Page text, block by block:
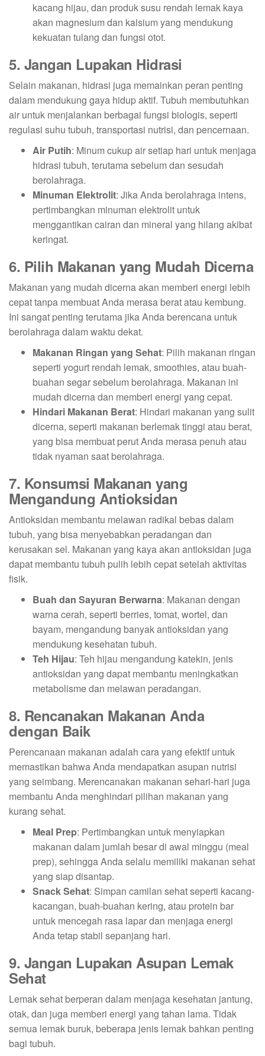
kacang hijau, dan produk susu rendah lemak kaya
akan magnesium dan kalsium yang mendukung
kekuatan tulang dan fungsi otot.
5. Jangan Lupakan Hidrasi
Selain makanan, hidrasi juga memainkan peran penting
dalam mendukung gaya hidup aktif. Tubuh membutuhkan
air untuk menjalankan berbagai fungsi biologis, seperti
regulasi suhu tubuh, transportasi nutrisi, dan pencernaan.
Air Putih: Minum cukup air setiap hari untuk menjaga
hidrasi tubuh, terutama sebelum dan sesudah
berolahraga.
Minuman Elektrolit: Jika Anda berolahraga intens,
pertimbangkan minuman elektrolit untuk
menggantikan cairan dan mineral yang hilang akibat
keringat.
6. Pilih Makanan yang Mudah Dicerna
Makanan yang mudah dicerna akan memberi energi lebih
cepat tanpa membuat Anda merasa berat atau kembung.
Ini sangat penting terutama jika Anda berencana untuk
berolahraga dalam waktu dekat.
Makanan Ringan yang Sehat: Pilih makanan ringan
seperti yogurt rendah lemak, smoothies, atau buah-
buahan segar sebelum berolahraga. Makanan ini
mudah dicerna dan memberi energi yang cepat.
Hindari Makanan Berat: Hindari makanan yang sulit
dicerna, seperti makanan berlemak tinggi atau berat,
yang bisa membuat perut Anda merasa penuh atau
tidak nyaman saat berolahraga.
7. Konsumsi Makanan yang
Mengandung Antioksidan
Antioksidan membantu melawan radikal bebas dalam
tubuh, yang bisa menyebabkan peradangan dan
kerusakan sel. Makanan yang kaya akan antioksidan juga
dapat membantu tubuh pulih lebih cepat setelah aktivitas
fisik.
Buah dan Sayuran Berwarna: Makanan dengan
warna cerah, seperti berries, tomat, wortel, dan
bayam, mengandung banyak antioksidan yang
mendukung kesehatan tubuh.
Teh Hijau: Teh hijau mengandung katekin, jenis
antioksidan yang dapat membantu meningkatkan
metabolisme dan melawan peradangan.
8. Rencanakan Makanan Anda
dengan Baik
Perencanaan makanan adalah cara yang efektif untuk
memastikan bahwa Anda mendapatkan asupan nutrisi
yang seimbang. Merencanakan makanan sehari-hari juga
membantu Anda menghindari pilihan makanan yang
kurang sehat.
Meal Prep: Pertimbangkan untuk menyiapkan
makanan dalam jumlah besar di awal minggu (meal
prep), sehingga Anda selalu memiliki makanan sehat
yang siap disantap.
Snack Sehat: Simpan camilan sehat seperti kacang-
kacangan, buah-buahan kering, atau protein bar
untuk mencegah rasa lapar dan menjaga energi
Anda tetap stabil sepanjang hari.
9. Jangan Lupakan Asupan Lemak
Sehat
Lemak sehat berperan dalam menjaga kesehatan jantung,
otak, dan juga memberi energi yang tahan lama. Tidak
semua lemak buruk, beberapa jenis lemak bahkan penting
bagi tubuh.